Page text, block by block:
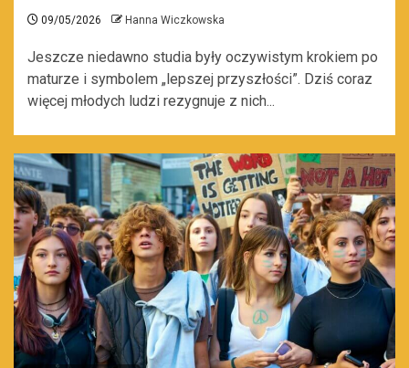
09/05/2026 Hanna Wiczkowska
Jeszcze niedawno studia były oczywistym krokiem po
maturze i symbolem „lepszej przyszłości”. Dziś coraz
więcej młodych ludzi rezygnuje z nich...